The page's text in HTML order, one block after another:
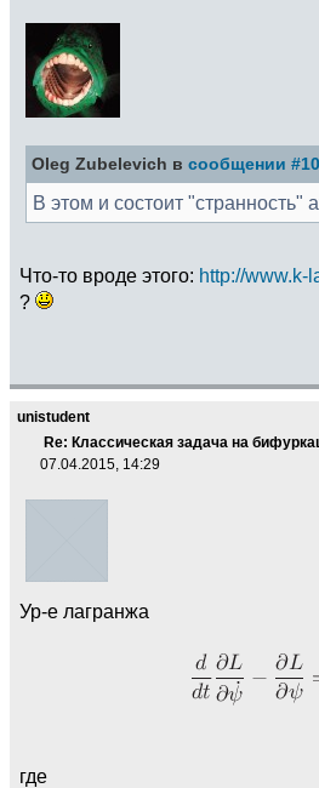
Oleg Zubelevich в сообщении
В этом и состоит "странность"
Что-то вроде этого: http://www.k-
?
unistudent
Re: Классическая задача на
07.04.2015, 14:29
Ур-е лагранжа
где